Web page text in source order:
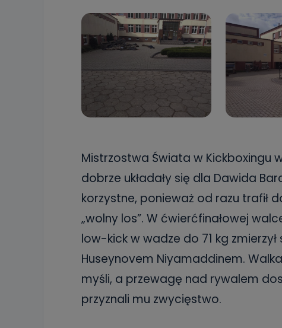
Mistrzostwa Świata w Kickboxingu
dobrze układały się dla Dawida
korzystne, ponieważ od razu trafił
„wolny los”. W ćwierćfinałowej
low-kick w wadze do 71 kg
Huseynovem Niyamaddinem.
myśli, a przewagę nad rywalem
przyznali mu zwycięstwo.